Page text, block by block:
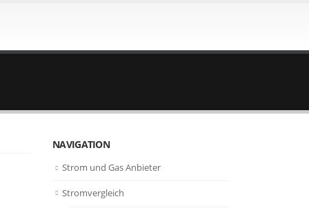
NAVIGATION
Strom und Gas Anbieter
Stromvergleich